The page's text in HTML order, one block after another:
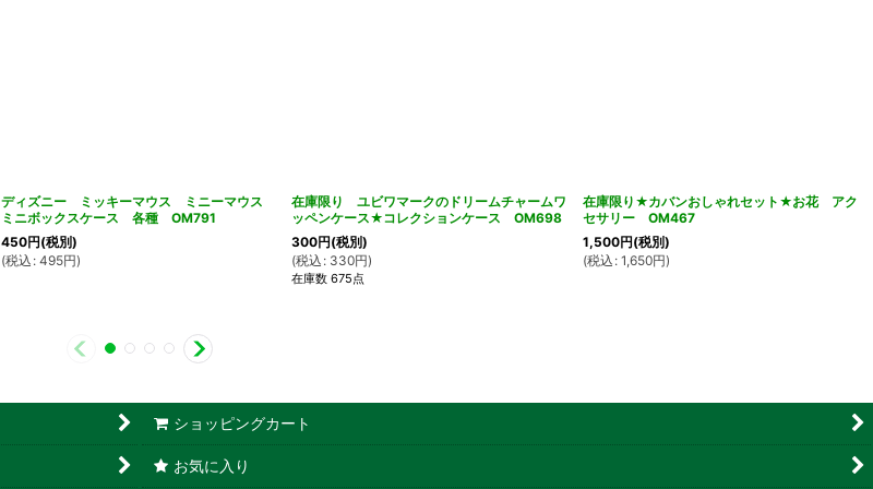
ディズニー ミッキーマウス ミニーマウス
ミニボックスケース 各種 OM791
450円(税別)
(税込 : 495円)
在庫限り ユビワマークのドリームチャームワ
ッペンケース★コレクションケース OM698
300円(税別)
(税込 : 330円)
在庫数 675点
在庫限り★カバンおしゃれセット★お花 アク
セサリー OM467
1,500円(税別)
(税込 : 1,650円)
ショッピングカート
お気に入り